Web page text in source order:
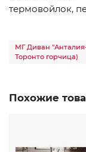
термовойлок,
МГ Диван
Торонто горчица)
Похожие